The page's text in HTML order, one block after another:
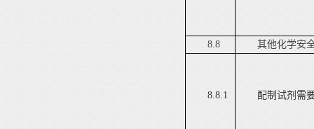
8.8 其他化学安
8.8.1 配制试剂需